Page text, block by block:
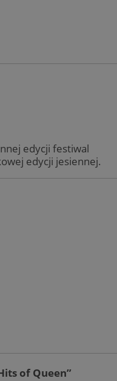
edycji festiwal
edycji jesiennej.
of Queen”